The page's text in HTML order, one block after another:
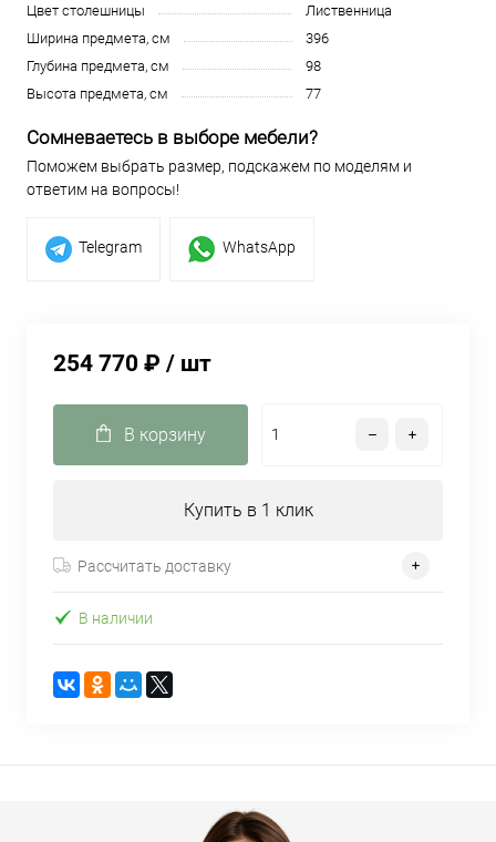
Цвет столешницы
Лиственница
Ширина предмета, см
396
Глубина предмета, см
98
Высота предмета, см
77
Сомневаетесь в выборе мебели?
Поможем выбрать размер, подскажем по моделям и
ответим на вопросы!
Telegram WhatsApp
254 770 ₽ / шт
В корзину
Купить в 1 клик
Рассчитать доставку
В наличии